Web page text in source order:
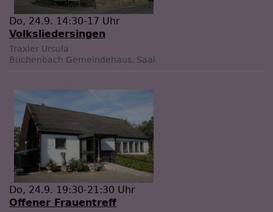
Do, 24.9. 14:30-17 Uhr
Volksliedersingen
Traxler Ursula
Büchenbach Gemeindehaus, Saal
Do, 24.9. 19:30-21:30 Uhr
Offener Frauentreff